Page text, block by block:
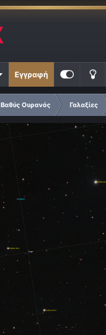
Εγγραφή
Βαθύς Ουρανός Γαλαξίες